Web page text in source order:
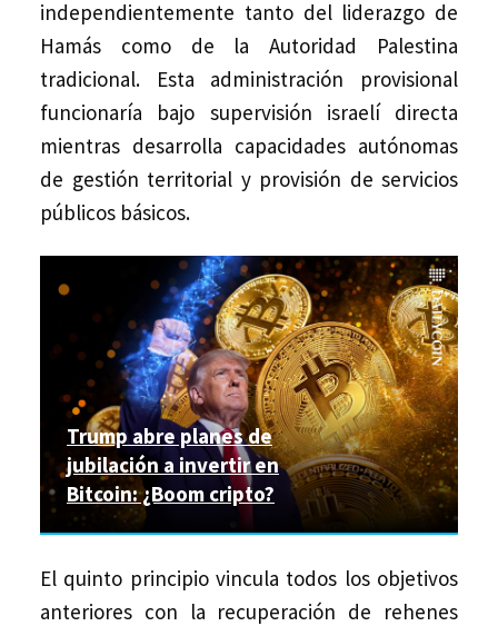
independientemente tanto del liderazgo de
Hamás como de la Autoridad Palestina
tradicional. Esta administración provisional
funcionaría bajo supervisión israelí directa
mientras desarrolla capacidades autónomas
de gestión territorial y provisión de servicios
públicos básicos.
Trump abre planes de
jubilación a invertir en
Bitcoin: ¿Boom cripto?
El quinto principio vincula todos los objetivos
anteriores con la recuperación de rehenes